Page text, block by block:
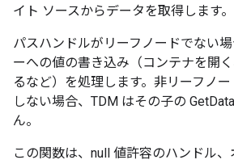
イト ソースからデータを取得します。
パスハンドルがリーフノードでない
ーへの値の書き込み（コンテナを開
るなど）を処理します。非リーフノ
しない場合、TDM はその子の
ん。
この関数は、null 値許容のハンドル